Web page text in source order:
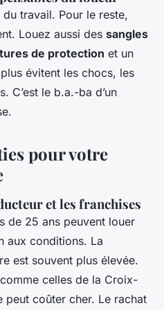
du travail. Pour le reste,
Louez aussi des sangles
de protection et un
évitent les chocs, les
C’est le b.a.-ba d’un
pour votre
et les franchises
de 25 ans peuvent louer
aux conditions. La
est souvent plus élevée.
celles de la Croix-
peut coûter cher. Le rachat